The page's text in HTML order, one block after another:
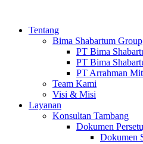
Tentang
Bima Shabartum Group
PT Bima
PT Bima
PT Arrahman
Team Kami
Visi & Misi
Layanan
Konsultan Tambang
Dokumen
Dokumen